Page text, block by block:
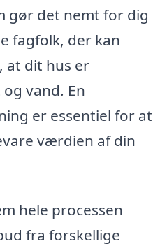
gør det nemt for dig
fagfolk, der kan
at dit hus er
vand. En
er essentiel for at
værdien af din
hele processen
fra forskellige